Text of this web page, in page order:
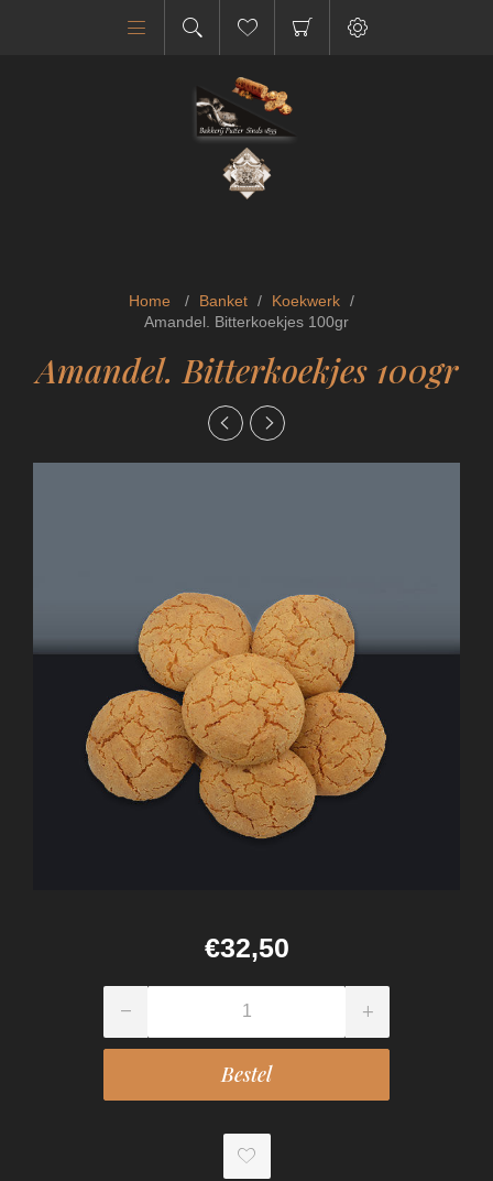
Home / Banket / Koekwerk /
Amandel. Bitterkoekjes 100gr
Amandel. Bitterkoekjes 100gr
€32,50